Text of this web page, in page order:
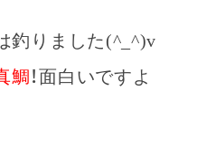
釣りました(^_^)v
鯛！面白いですよ